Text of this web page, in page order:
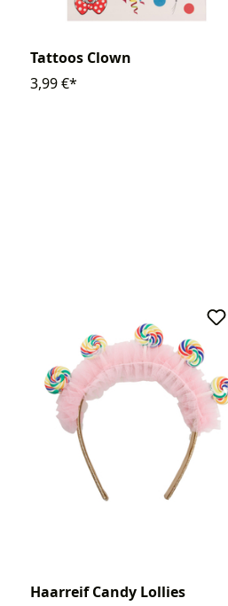
Tattoos Clown
3,99 €*
Haarreif Candy Lollies